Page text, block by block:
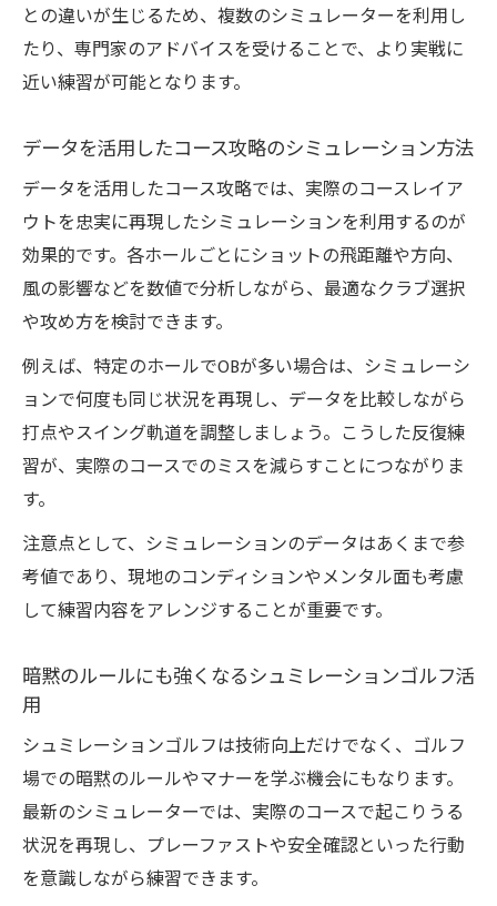
との違いが生じるため、複数のシミュレーターを利用し
たり、専門家のアドバイスを受けることで、より実戦に
近い練習が可能となります。
データを活用したコース攻略のシミュレーション方法
データを活用したコース攻略では、実際のコースレイア
ウトを忠実に再現したシミュレーションを利用するのが
効果的です。各ホールごとにショットの飛距離や方向、
風の影響などを数値で分析しながら、最適なクラブ選択
や攻め方を検討できます。
例えば、特定のホールでOBが多い場合は、シミュレーシ
ョンで何度も同じ状況を再現し、データを比較しながら
打点やスイング軌道を調整しましょう。こうした反復練
習が、実際のコースでのミスを減らすことにつながりま
す。
注意点として、シミュレーションのデータはあくまで参
考値であり、現地のコンディションやメンタル面も考慮
して練習内容をアレンジすることが重要です。
暗黙のルールにも強くなるシュミレーションゴルフ活
用
シュミレーションゴルフは技術向上だけでなく、ゴルフ
場での暗黙のルールやマナーを学ぶ機会にもなります。
最新のシミュレーターでは、実際のコースで起こりうる
状況を再現し、プレーファストや安全確認といった行動
を意識しながら練習できます。